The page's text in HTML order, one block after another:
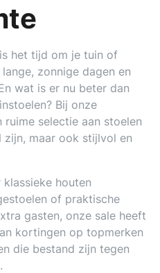
het tijd om je tuin of
zonnige dagen en
wat is er nu beter dan
Bij onze
selectie aan stoelen
maar ook stijlvol en
houten
of praktische
gasten, onze sale heeft
kortingen op topmerken
die bestand zijn tegen